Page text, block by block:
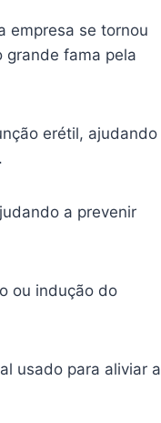
empresa se tornou
grande fama pela
erétil, ajudando
a prevenir
ou indução do
usado para aliviar a